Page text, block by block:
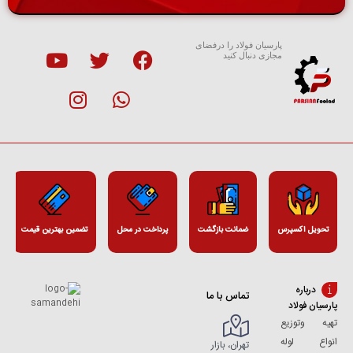
پارسیان فولاد را درفضای
مجازی دنبال کنید
تحویل اکسپرس ضمانت بازگشت پرداخت در محل تضمین بهترین قیمت
درباره
پارسیان فولاد
تهیه وتوزیع
انواع لوله
تماس با ما
تهران، بازار